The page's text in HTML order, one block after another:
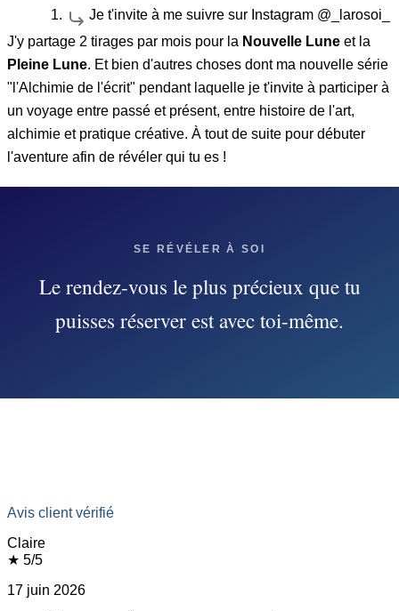
Je t'invite à me suivre sur Instagram @_larosoi_
J'y partage 2 tirages par mois pour la Nouvelle Lune et la
Pleine Lune. Et bien d'autres choses dont ma nouvelle série
"l'Alchimie de l'écrit" pendant laquelle je t'invite à participer à
un voyage entre passé et présent, entre histoire de l'art,
alchimie et pratique créative. À tout de suite pour débuter
l'aventure afin de révéler qui tu es !
SE RÉVÉLER À SOI
Le rendez-vous le plus précieux que tu
puisses réserver est avec toi-même.
Avis client vérifié
Claire
★ 5/5
17 juin 2026